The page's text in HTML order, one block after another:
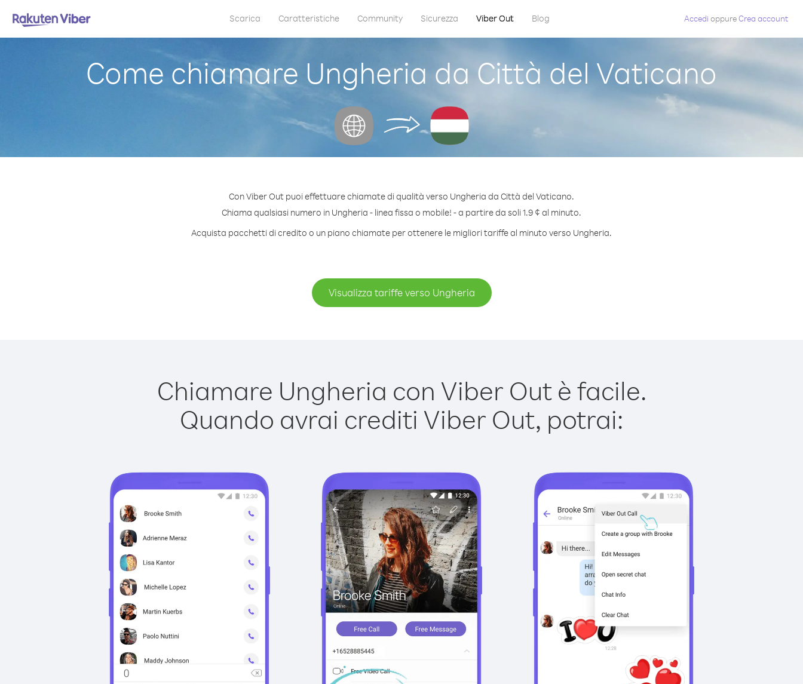
Scarica Caratteristiche Community Sicurezza Viber Out Blog Accedi oppureCrea account
Come chiamare Ungheria da Città del Vaticano
Con Viber Out puoi effettuare chiamate di qualità verso Ungheria da Città del Vaticano.
Chiama qualsiasi numero in Ungheria - linea fissa o mobile! - a partire da soli 1.9 ¢ al minuto.
Acquista pacchetti di credito o un piano chiamate per ottenere le migliori tariffe al minuto verso Ungheria.
Visualizza tariffe verso Ungheria
Chiamare Ungheria con Viber Out è facile.
Quando avrai crediti Viber Out, potrai: